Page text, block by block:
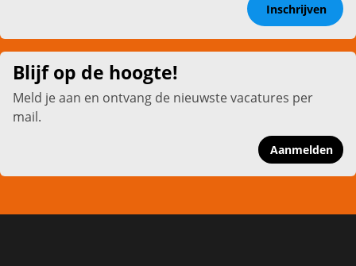
Inschrijven
Blijf op de hoogte!
Meld je aan en ontvang de nieuwste vacatures per
mail.
Aanmelden